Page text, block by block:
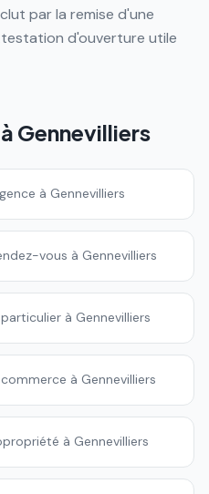
par la remise d'une
d'ouverture utile
Gennevilliers
à Gennevilliers
vous à Gennevilliers
à Gennevilliers
à Gennevilliers
à Gennevilliers